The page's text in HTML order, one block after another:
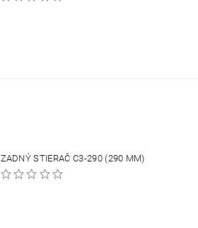
ZADNÝ STIERAČ C3-290 (290 MM)